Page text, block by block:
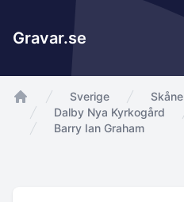
Gravar.se
app.Start
Sverige Skåne
Dalby Nya Kyrkogård
Barry Ian Graham